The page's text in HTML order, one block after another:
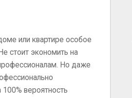
или квартире особое
стоит экономить на
Но даже
вероятность